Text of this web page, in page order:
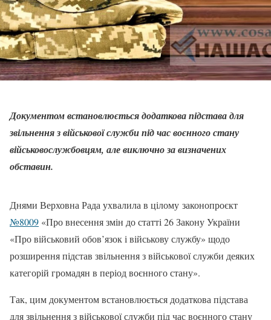
Документом встановлюється додаткова підстава для
звільнення з військової служби під час воєнного стану
військовослужбовцям, але виключно за визначених
обставин.
Днями Верховна Рада ухвалила в цілому законопроєкт
№8009 «Про внесення змін до статті 26 Закону України
«Про військовий обов’язок і військову службу» щодо
розширення підстав звільнення з військової служби деяких
категорій громадян в період воєнного стану».
Так, цим документом встановлюється додаткова підстава
для звільнення з військової служби під час воєнного стану